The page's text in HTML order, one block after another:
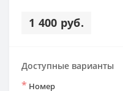
1 400 руб.
Доступные варианты
* Номер